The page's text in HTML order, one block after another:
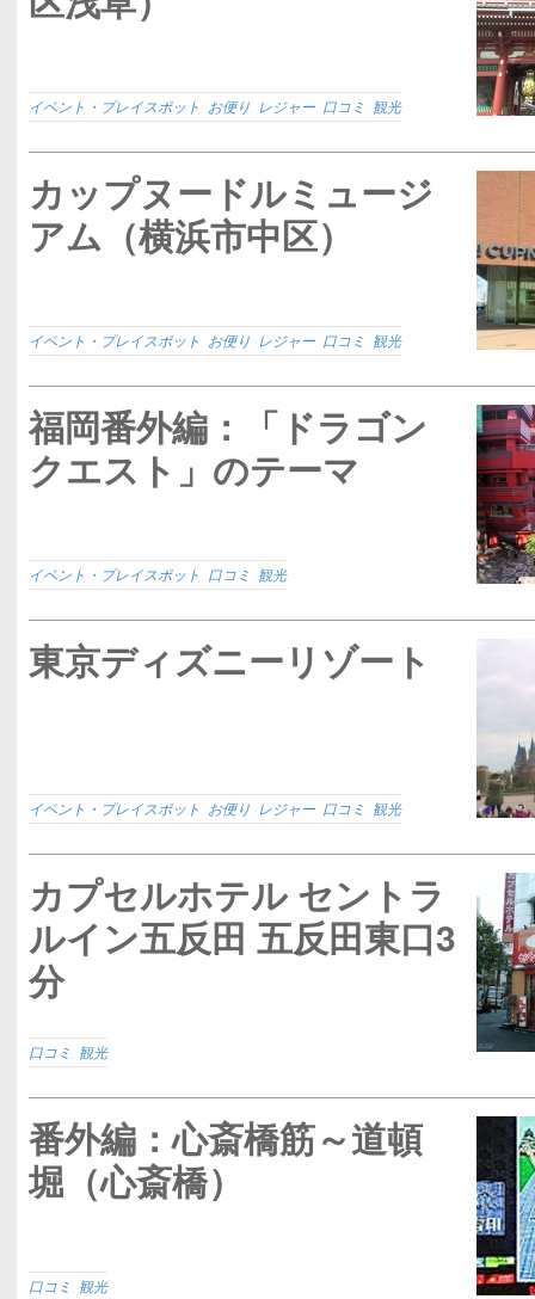
イベント・プレイスポット お便り レジャー 口コミ 観光
カップヌードルミュージ
アム（横浜市中区）
イベント・プレイスポット お便り レジャー 口コミ 観光
福岡番外編：「ドラゴン
クエスト」のテーマ
イベント・プレイスポット 口コミ 観光
東京ディズニーリゾート
イベント・プレイスポット お便り レジャー 口コミ 観光
カプセルホテル セントラ
ルイン五反田 五反田東口3
分
口コミ 観光
番外編：心斎橋筋～道頓
堀（心斎橋）
口コミ 観光